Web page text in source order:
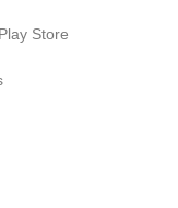
Store